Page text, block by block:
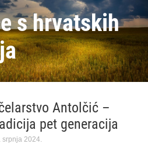
s hrvatskih
Antolčić –
pet generacija
srpnja 2024.